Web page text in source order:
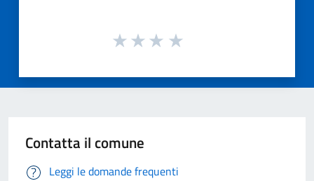
Contatta il comune
Leggi le domande frequenti